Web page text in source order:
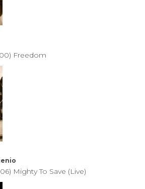
Freedom
Mighty To Save (Live)